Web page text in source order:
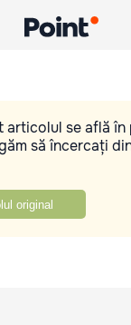
articolul se află în
să încercați
original